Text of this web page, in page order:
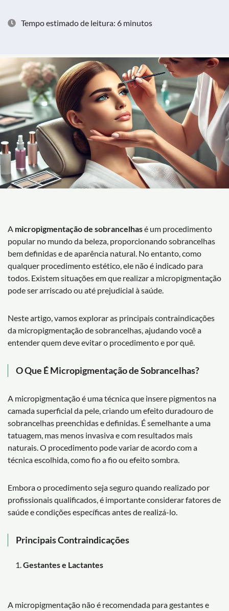
Tempo estimado de leitura: 6 minutos
A micropigmentação de sobrancelhasé um procedimento
popular no mundo da beleza, proporcionando sobrancelhas
bem definidas e de aparência natural. No entanto, como
qualquer procedimento estético, ele não é indicado para
todos. Existem situações em que realizar a micropigmentação
pode ser arriscado ou até prejudicial à saúde.
Neste artigo, vamos explorar as principais contraindicações
da micropigmentação de sobrancelhas, ajudando você a
entender quem deve evitar o procedimento e por quê.
O Que É Micropigmentação de Sobrancelhas?
A micropigmentação é uma técnica que insere pigmentos na
camada superficial da pele, criando um efeito duradouro de
sobrancelhas preenchidas e definidas. É semelhante a uma
tatuagem, mas menos invasiva e com resultados mais
naturais. O procedimento pode variar de acordo com a
técnica escolhida, como fio a fio ou efeito sombra.
Embora o procedimento seja seguro quando realizado por
profissionais qualificados, é importante considerar fatores de
saúde e condições específicas antes de realizá-lo.
Principais Contraindicações
Gestantes e Lactantes
A micropigmentação não é recomendada para gestantes e